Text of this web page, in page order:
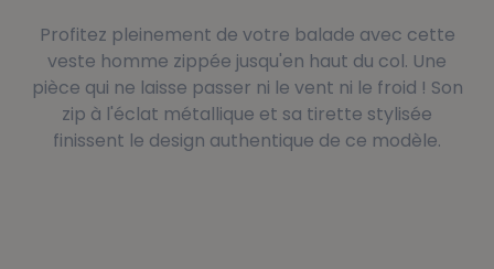
Profitez pleinement de votre balade avec cette
veste homme zippée jusqu'en haut du col. Une
pièce qui ne laisse passer ni le vent ni le froid ! Son
zip à l'éclat métallique et sa tirette stylisée
finissent le design authentique de ce modèle.